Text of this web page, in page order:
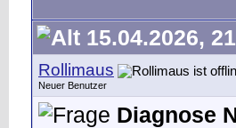
15.04.2026,
Rollimaus
Neuer Benutzer
Diagnose